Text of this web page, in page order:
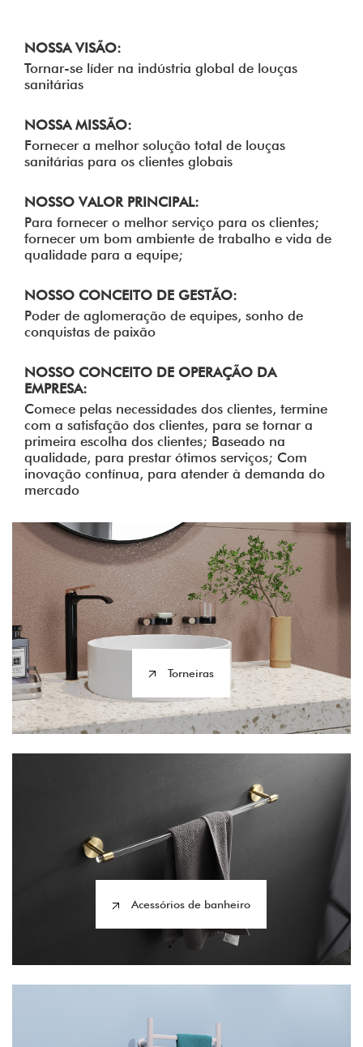
NOSSA VISÃO:
Tornar-se líder na indústria global de louças
sanitárias
NOSSA MISSÃO:
Fornecer a melhor solução total de louças
sanitárias para os clientes globais
NOSSO VALOR PRINCIPAL:
Para fornecer o melhor serviço para os clientes;
fornecer um bom ambiente de trabalho e vida de
qualidade para a equipe;
NOSSO CONCEITO DE GESTÃO:
Poder de aglomeração de equipes, sonho de
conquistas de paixão
NOSSO CONCEITO DE OPERAÇÃO DA
EMPRESA:
Comece pelas necessidades dos clientes, termine
com a satisfação dos clientes, para se tornar a
primeira escolha dos clientes; Baseado na
qualidade, para prestar ótimos serviços; Com
inovação contínua, para atender à demanda do
mercado
Torneiras
Acessórios de banheiro